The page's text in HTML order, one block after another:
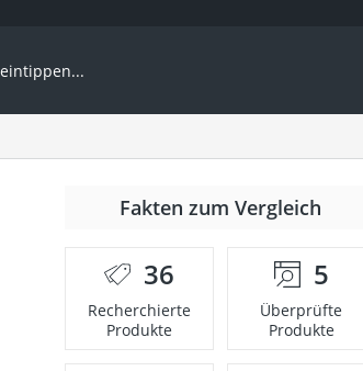
Fakten zum Vergleich
36
Recherchierte
Produkte
5
Überprüfte
Produkte